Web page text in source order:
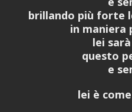
brillando più forte
in maniera
lei
questo
e
lei è